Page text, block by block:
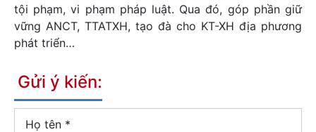
tội phạm, vi phạm pháp luật. Qua đó, góp phần giữ
vững ANCT, TTATXH, tạo đà cho KT-XH địa phương
phát triển…
Gửi ý kiến:
Họ tên *